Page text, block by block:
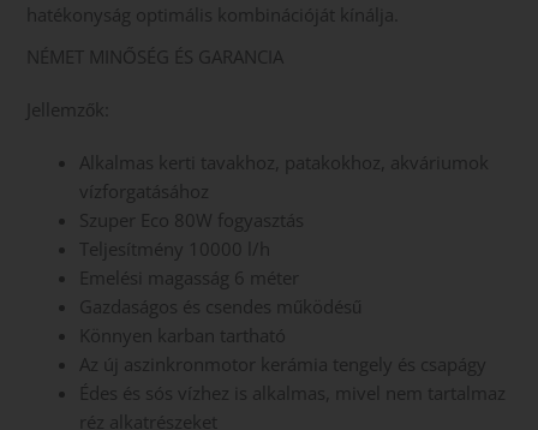
hatékonyság optimális kombinációját kínálja.
NÉMET MINŐSÉG ÉS GARANCIA
Jellemzők:
Alkalmas kerti tavakhoz, patakokhoz, akváriumok
vízforgatásához
Szuper Eco 80W fogyasztás
Teljesítmény 10000 l/h
Emelési magasság 6 méter
Gazdaságos és csendes működésű
Könnyen karban tartható
Az új aszinkronmotor kerámia tengely és csapágy
Édes és sós vízhez is alkalmas, mivel nem tartalmaz
réz alkatrészeket